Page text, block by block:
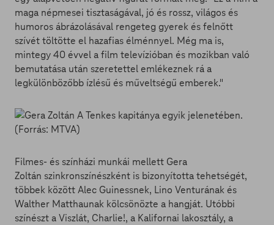
maga népmesei tisztaságával, jó és rossz, világos és
humoros ábrázolásával rengeteg gyerek és felnőtt
szívét töltötte el hazafias élménnyel. Még ma is,
mintegy 40 évvel a film televízióban és mozikban való
bemutatása után szeretettel emlékeznek rá a
legkülönbözőbb ízlésű és műveltségű emberek."
Filmes- és színházi munkái mellett Gera
Zoltán szinkronszínészként is bizonyította tehetségét,
többek között Alec Guinessnek, Lino Venturának és
Walther Matthaunak kölcsönözte a hangját. Utóbbi
színészt a Viszlát, Charlie!, a Kalifornai lakosztály, a